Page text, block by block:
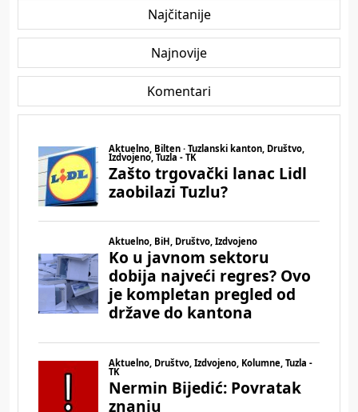
Najčitanije
Najnovije
Komentari